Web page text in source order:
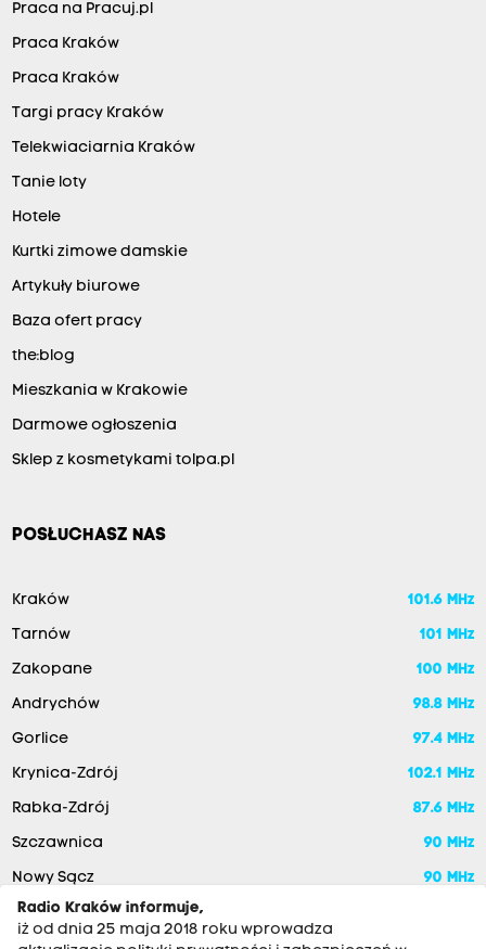
Praca na Pracuj.pl
Praca Kraków
Praca Kraków
Targi pracy Kraków
Telekwiaciarnia Kraków
Tanie loty
Hotele
Kurtki zimowe damskie
Artykuły biurowe
Baza ofert pracy
the:blog
Mieszkania w Krakowie
Darmowe ogłoszenia
Sklep z kosmetykami tolpa.pl
POSŁUCHASZ NAS
Kraków 101.6 MHz
Tarnów 101 MHz
Zakopane 100 MHz
Andrychów 98.8 MHz
Gorlice 97.4 MHz
Krynica-Zdrój 102.1 MHz
Rabka-Zdrój 87.6 MHz
Szczawnica 90 MHz
Nowy Sącz
90 MHz
Radio Kraków informuje,
iż od dnia 25 maja 2018 roku wprowadza